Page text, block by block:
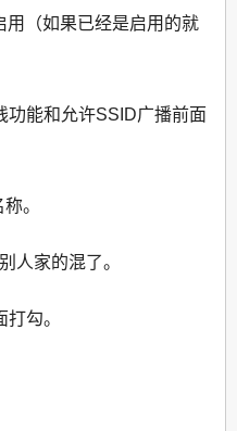
（如果已经是启用的就
功能和允许SSID广播前面
。
人家的混了。
勾。